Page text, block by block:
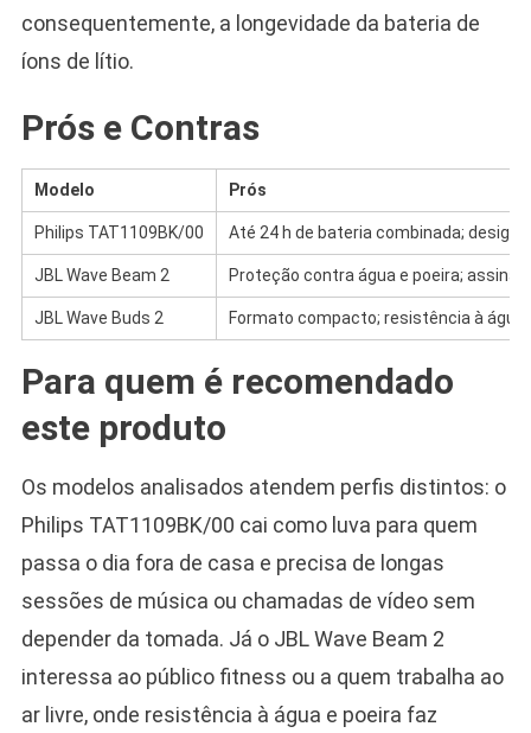
consequentemente, a longevidade da bateria de
íons de lítio.
Prós e Contras
Modelo Prós
Philips TAT1109BK/00 Até 24 h de bateria combinada; design
JBL Wave Beam 2 Proteção contra água e poeira;
JBL Wave Buds 2 Formato compacto; resistência à
Para quem é recomendado
este produto
Os modelos analisados atendem perfis distintos: o
Philips TAT1109BK/00 cai como luva para quem
passa o dia fora de casa e precisa de longas
sessões de música ou chamadas de vídeo sem
depender da tomada. Já o JBL Wave Beam 2
interessa ao público fitness ou a quem trabalha ao
ar livre, onde resistência à água e poeira faz